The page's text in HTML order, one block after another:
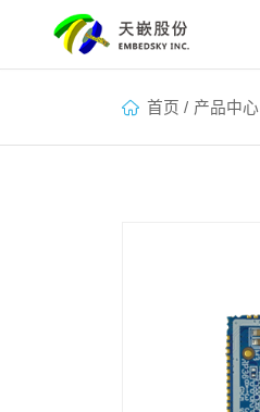
首页 / 产品中心